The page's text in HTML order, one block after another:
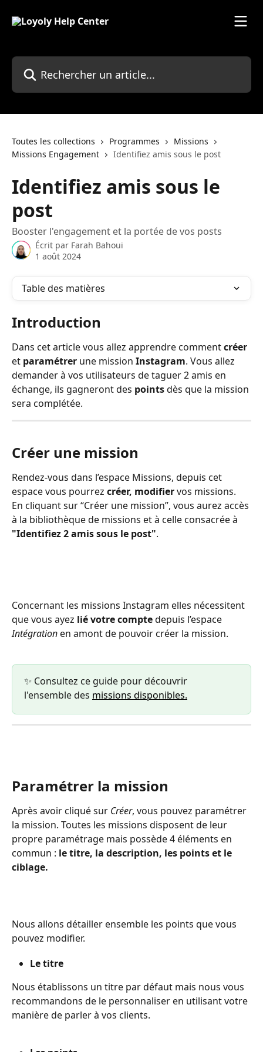
Rechercher un article...
Toutes les collections Programmes
Missions
Missions Engagement
Identifiez amis sous le post
Identifiez amis sous le
post
Booster l'engagement et la portée de vos posts
Écrit par Farah Bahoui
1 août 2024
Table des matières
Introduction
Dans cet article vous allez apprendre comment créer
et paramétrer une mission Instagram. Vous allez
demander à vos utilisateurs de taguer 2 amis en
échange, ils gagneront des points dès que la mission
sera complétée.
Créer une mission
Rendez-vous dans l’espace Missions, depuis cet
espace vous pourrez créer, modifier vos missions.
En cliquant sur “Créer une mission”, vous aurez accès
à la bibliothèque de missions et à celle consacrée à
"Identifiez 2 amis sous le post".
Concernant les missions Instagram elles nécessitent
que vous ayez lié votre compte depuis l’espace
Intégration en amont de pouvoir créer la mission.
✨ Consultez ce guide pour découvrir
l'ensemble des missions disponibles.
Paramétrer la mission
Après avoir cliqué sur Créer, vous pouvez paramétrer
la mission. Toutes les missions disposent de leur
propre paramétrage mais possède 4 éléments en
commun : le titre, la description, les points et le
ciblage.
Nous allons détailler ensemble les points que vous
pouvez modifier.
Le titre
Nous établissons un titre par défaut mais nous vous
recommandons de le personnaliser en utilisant votre
manière de parler à vos clients.